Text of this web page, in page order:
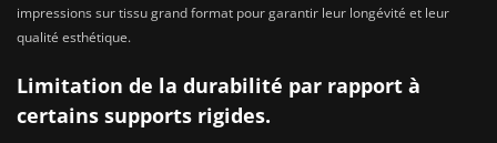
impressions sur tissu grand format pour garantir leur longévité et leur
qualité esthétique.
Limitation de la durabilité par rapport à
certains supports rigides.